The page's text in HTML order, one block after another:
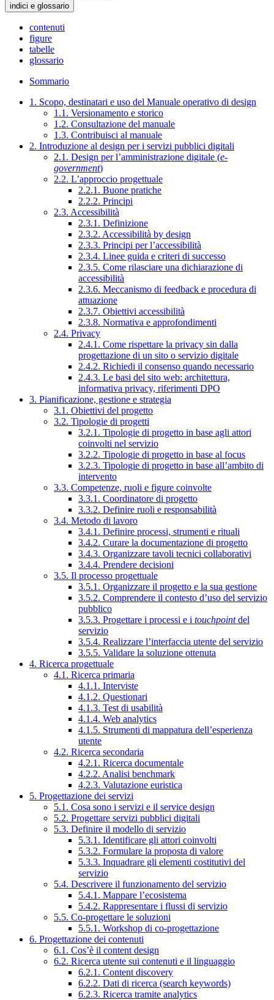
indici e glossario
contenuti
figure
tabelle
glossario
Sommario
1. Scopo, destinatari e uso del Manuale operativo di design
1.1. Versionamento e storico
1.2. Consultazione del manuale
1.3. Contribuisci al manuale
2. Introduzione al design per i servizi pubblici digitali
2.1. Design per l’amministrazione digitale (e-
government)
2.2. L’approccio progettuale
2.2.1. Buone pratiche
2.2.2. Principi
2.3. Accessibilità
2.3.1. Definizione
2.3.2. Accessibilità by design
2.3.3. Principi per l’accessibilità
2.3.4. Linee guida e criteri di successo
2.3.5. Come rilasciare una dichiarazione di
accessibilità
2.3.6. Meccanismo di feedback e procedura di
attuazione
2.3.7. Obiettivi accessibilità
2.3.8. Normativa e approfondimenti
2.4. Privacy
2.4.1. Come rispettare la privacy sin dalla
progettazione di un sito o servizio digitale
2.4.2. Richiedi il consenso quando necessario
2.4.3. Le basi del sito web: architettura,
informativa privacy, riferimenti DPO
3. Pianificazione, gestione e strategia
3.1. Obiettivi del progetto
3.2. Tipologie di progetti
3.2.1. Tipologie di progetto in base agli attori
coinvolti nel servizio
3.2.2. Tipologie di progetto in base al focus
3.2.3. Tipologie di progetto in base all’ambito di
intervento
3.3. Competenze, ruoli e figure coinvolte
3.3.1. Coordinatore di progetto
3.3.2. Definire ruoli e responsabilità
3.4. Metodo di lavoro
3.4.1. Definire processi, strumenti e rituali
3.4.2. Curare la documentazione di progetto
3.4.3. Organizzare tavoli tecnici collaborativi
3.4.4. Prendere decisioni
3.5. Il processo progettuale
3.5.1. Organizzare il progetto e la sua gestione
3.5.2. Comprendere il contesto d’uso del servizio
pubblico
3.5.3. Progettare i processi e i touchpointdel
servizio
3.5.4. Realizzare l’interfaccia utente del servizio
3.5.5. Validare la soluzione ottenuta
4. Ricerca progettuale
4.1. Ricerca primaria
4.1.1. Interviste
4.1.2. Questionari
4.1.3. Test di usabilità
4.1.4. Web analytics
4.1.5. Strumenti di mappatura dell’esperienza
utente
4.2. Ricerca secondaria
4.2.1. Ricerca documentale
4.2.2. Analisi benchmark
4.2.3. Valutazione euristica
5. Progettazione dei servizi
5.1. Cosa sono i servizi e il service design
5.2. Progettare servizi pubblici digitali
5.3. Definire il modello di servizio
5.3.1. Identificare gli attori coinvolti
5.3.2. Formulare la proposta di valore
5.3.3. Inquadrare gli elementi costitutivi del
servizio
5.4. Descrivere il funzionamento del servizio
5.4.1. Mappare l’ecosistema
5.4.2. Rappresentare i flussi di servizio
5.5. Co-progettare le soluzioni
5.5.1. Workshop di co-progettazione
6. Progettazione dei contenuti
6.1. Cos’è il content design
6.2. Ricerca utente sui contenuti e il linguaggio
6.2.1. Content discovery
6.2.2. Dati di ricerca (search keywords)
6.2.3. Ricerca tramite analytics